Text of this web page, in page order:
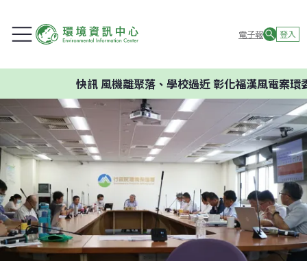
電子報 登入
風機離聚落、學校過近 彰化福漢風電案環委建議